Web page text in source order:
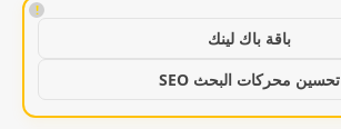
!
باقة باك لينك
تحسين محركات البحث SEO